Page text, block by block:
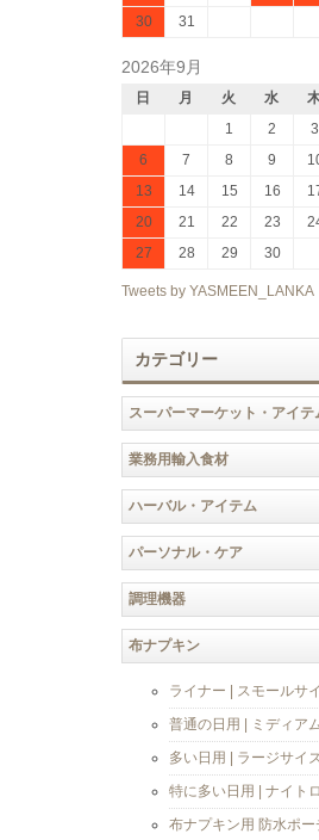
30
31
2026年9月
日 月 火 水
1
2 3
6
7 8 9
13
14 15 16
20
21 22 23
27
28 29 30
Tweets by YASMEEN_LANKA
カテゴリー
スーパーマーケット・アイテ
業務用輸入食材
ハーバル・アイテム
パーソナル・ケア
調理機器
布ナプキン
ライナー | スモールサ
普通の日用 | ミディア
多い日用 | ラージサイ
特に多い日用 | ナイト
布ナプキン用 防水ポー